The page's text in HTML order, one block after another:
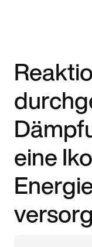
eine